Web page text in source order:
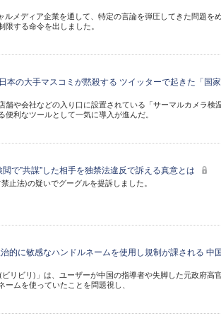
ルメディア企業を通して、特定の言論を弾圧してきた問題を
する命令を出しました。
本の大手マスコミが黙殺する ツイッターで起きた「国
舗や会社などの入り口に設置されている「サーマルカメラ検
利なツールとして一気に導入が進んだ。
で"共謀"した相手を独禁法違反で訴える真意とは
止法)の疑いでグーグルを提訴しました。
的に敏感なハンドルネームを使用し規制が課される 中
リビリ)」は、ユーザーが中国の指導者や失脚した元政府高
ムを使っていたことを問題視し、